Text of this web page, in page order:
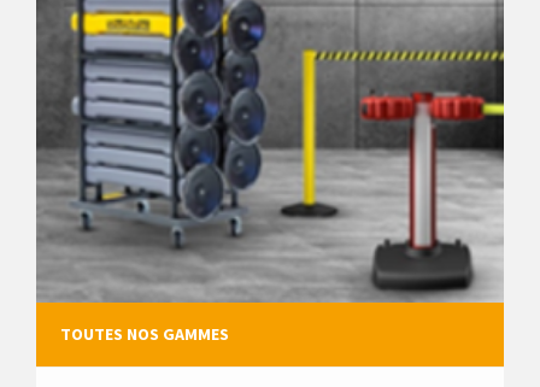
TOUTES NOS GAMMES